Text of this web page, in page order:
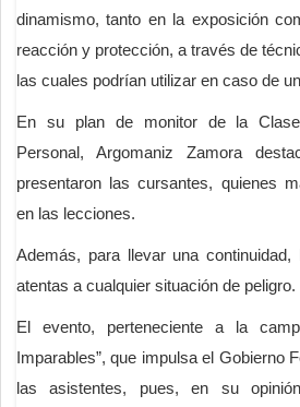
dinamismo, tanto en la exposición
reacción y protección, a través de
las cuales podrían utilizar en caso de
En su plan de monitor de la
Personal, Argomaniz Zamora
presentaron las cursantes, quienes
en las lecciones.
Además, para llevar una
atentas a cualquier situación de peligro.
El evento, perteneciente a la
Imparables”, que impulsa el Gobierno
las asistentes, pues, en su